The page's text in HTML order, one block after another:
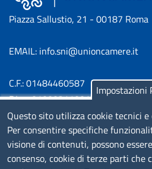
Piazza Sallustio, 21 - 00187 Roma
EMAIL: info.sni@unioncamere.it
C.F.: 01484460587
P.Iva: 01000211001
SERVIZIO REALIZZATO DA
Impostazioni
Questo sito utilizza cookie tecnici
Per consentire specifiche
visione di contenuti, possono
consenso, cookie di terze parti che